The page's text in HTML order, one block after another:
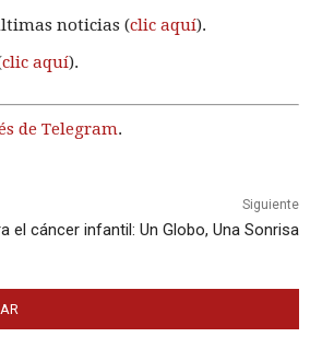
noticias (clic aquí).
clic aquí).
de Telegram.
Siguiente
el cáncer infantil: Un Globo, Una Sonrisa